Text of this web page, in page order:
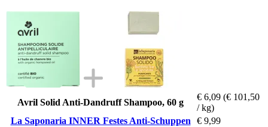
Avril Solid Anti-Dandruff Shampoo, 60 g
€ 6,09 (€ 101,50
/ kg)
La Saponaria INNER Festes Anti-Schuppen
€ 9,99